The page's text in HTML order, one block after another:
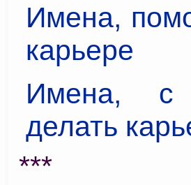
Имена,
карьере
Имена, с
делать
***